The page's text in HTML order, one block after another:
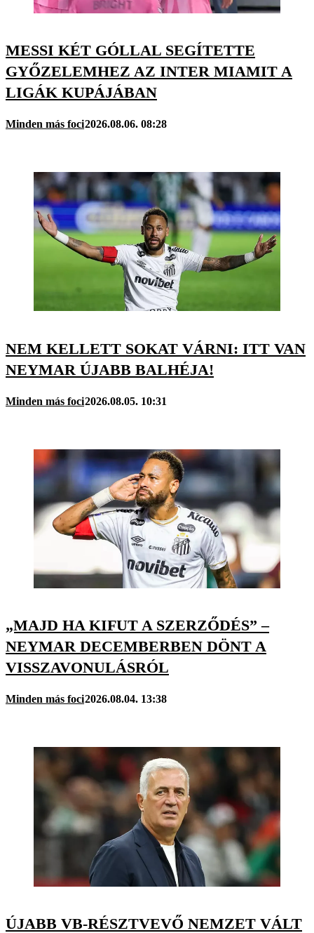
MESSI KÉT GÓLLAL SEGÍTETTE
GYŐZELEMHEZ AZ INTER MIAMIT A
LIGÁK KUPÁJÁBAN
Minden más foci2026.08.06. 08:28
NEM KELLETT SOKAT VÁRNI: ITT VAN
NEYMAR ÚJABB BALHÉJA!
Minden más foci2026.08.05. 10:31
„MAJD HA KIFUT A SZERZŐDÉS” –
NEYMAR DECEMBERBEN DÖNT A
VISSZAVONULÁSRÓL
Minden más foci2026.08.04. 13:38
ÚJABB VB-RÉSZTVEVŐ NEMZET VÁLT